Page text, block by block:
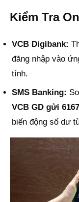
Kiểm Tra
VCB Digibank:
đăng nhập vào
tính.
SMS Banking:
VCB GD gửi 6167
biến động số dư